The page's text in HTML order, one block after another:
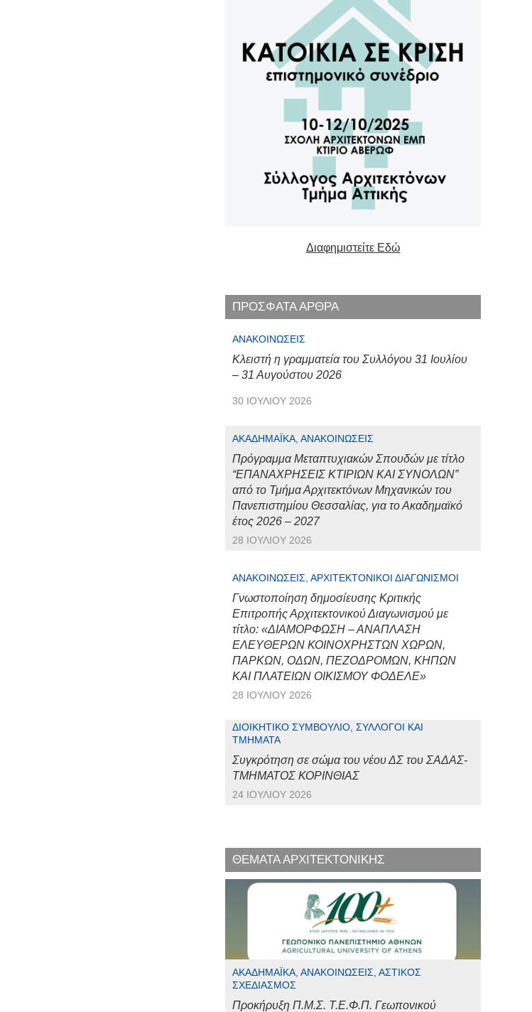
Διαφημιστείτε Εδώ
ΠΡΟΣΦΑΤΑ ΑΡΘΡΑ
ΑΝΑΚΟΙΝΏΣΕΙΣ
Κλειστή η γραμματεία του Συλλόγου 31 Ιουλίου
– 31 Αυγούστου 2026
30 ΙΟΥΛΊΟΥ 2026
ΑΚΑΔΗΜΑΪΚΆ, ΑΝΑΚΟΙΝΏΣΕΙΣ
Πρόγραμμα Μεταπτυχιακών Σπουδών με τίτλο
“ΕΠΑΝΑΧΡΗΣΕΙΣ ΚΤΙΡΙΩΝ ΚΑΙ ΣΥΝΟΛΩΝ”
από το Τμήμα Αρχιτεκτόνων Μηχανικών του
Πανεπιστημίου Θεσσαλίας, για το Ακαδημαϊκό
έτος 2026 – 2027
28 ΙΟΥΛΊΟΥ 2026
ΑΝΑΚΟΙΝΏΣΕΙΣ, ΑΡΧΙΤΕΚΤΟΝΙΚΟΊ ΔΙΑΓΩΝΙΣΜΟΊ
Γνωστοποίηση δημοσίευσης Κριτικής
Επιτροπής Αρχιτεκτονικού Διαγωνισμού με
τίτλο: «ΔΙΑΜΟΡΦΩΣΗ – ΑΝΑΠΛΑΣΗ
ΕΛΕΥΘΕΡΩΝ ΚΟΙΝΟΧΡΗΣΤΩΝ ΧΩΡΩΝ,
ΠΑΡΚΩΝ, ΟΔΩΝ, ΠΕΖΟΔΡΟΜΩΝ, ΚΗΠΩΝ
ΚΑΙ ΠΛΑΤΕΙΩΝ ΟΙΚΙΣΜΟΥ ΦΟΔΕΛΕ»
28 ΙΟΥΛΊΟΥ 2026
ΔΙΟΙΚΗΤΙΚΌ ΣΥΜΒΟΎΛΙΟ, ΣΎΛΛΟΓΟΙ ΚΑΙ
ΤΜΉΜΑΤΑ
Συγκρότηση σε σώμα του νέου ΔΣ του ΣΑΔΑΣ-
ΤΜΗΜΑΤΟΣ ΚΟΡΙΝΘΙΑΣ
24 ΙΟΥΛΊΟΥ 2026
ΘΕΜΑΤΑ ΑΡΧΙΤΕΚΤΟΝΙΚΗΣ
ΑΚΑΔΗΜΑΪΚΆ, ΑΝΑΚΟΙΝΏΣΕΙΣ, ΑΣΤΙΚΌΣ
ΣΧΕΔΙΑΣΜΌΣ
Προκήρυξη Π.Μ.Σ. Τ.Ε.Φ.Π. Γεωπονικού